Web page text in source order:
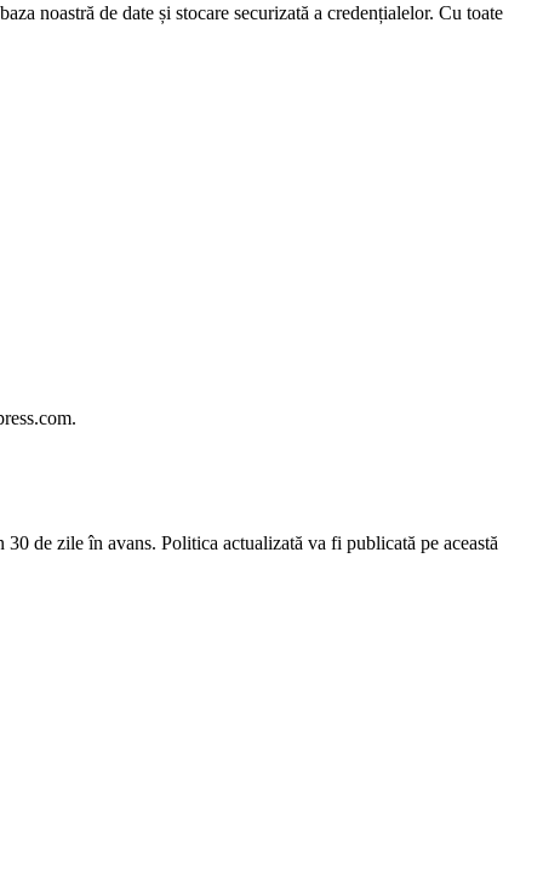
noastră de date și stocare securizată a credențialelor. Cu toate
de zile în avans. Politica actualizată va fi publicată pe această